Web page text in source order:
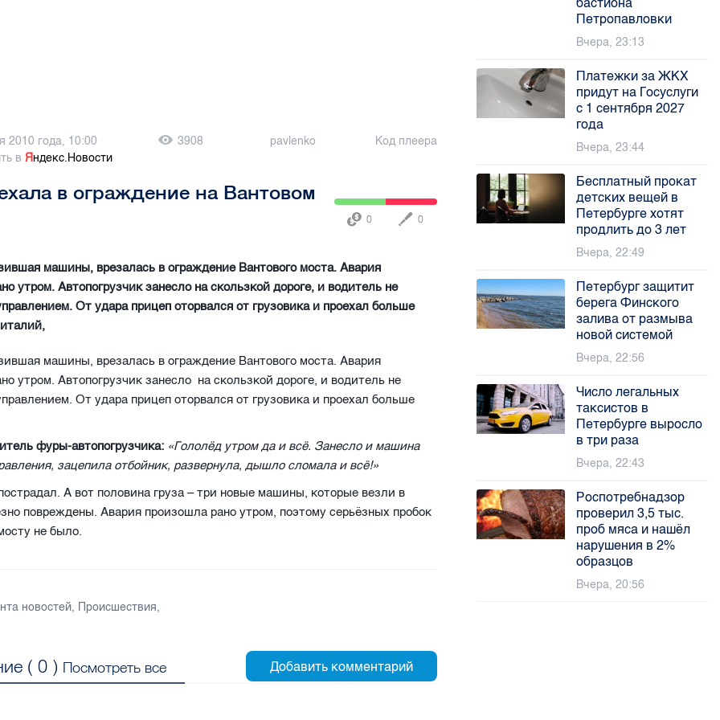
2010 года, 10:00 3908 pavlenko
Код плеера
вЯндекс.Новости
в ограждение на Вантовом
0 0
машины, врезалась в ограждение Вантового моста. Авария
утром. Автопогрузчик занесло на скользкой дороге, и водитель не
От удара прицеп оторвался от грузовика и проехал больше
машины, врезалась в ограждение Вантового моста. Авария
утром. Автопогрузчик занесло на скользкой дороге, и водитель не
От удара прицеп оторвался от грузовика и проехал больше
фуры-автопогрузчика: «Гололёд утром да и всё. Занесло и машина
зацепила отбойник, развернула, дышло сломала и всё!»
А вот половина груза – три новые машины, которые везли в
повреждены. Авария произошла рано утром, поэтому серьёзных пробок
не было.
новостей, Происшествия,
(0 ) Посмотреть все
Петропавловки
Вчера, 23:13
Платежки за ЖКХ
придут на Госуслуги
с 1 сентября 2027
года
Вчера, 23:44
Бесплатный прокат
детских вещей в
Петербурге хотят
продлить до 3 лет
Вчера, 22:49
Петербург защитит
берега Финского
залива от размыва
новой системой
Вчера, 22:56
Число легальных
таксистов в
Петербурге выросло
в три раза
Вчера, 22:43
Роспотребнадзор
проверил 3,5 тыс.
проб мяса и нашёл
нарушения в 2%
образцов
Вчера, 20:56